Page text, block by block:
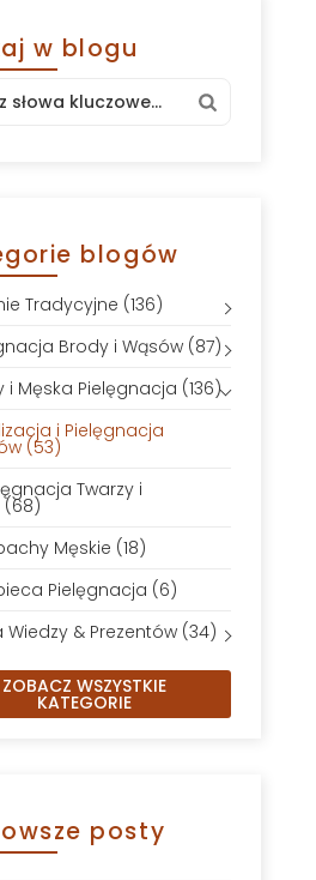
w blogu
blogów
Tradycyjne (136)
Brody i Wąsów (87)
i Męska Pielęgnacja (136)
i Pielęgnacja
(53)
Twarzy i
(68)
Męskie (18)
Pielęgnacja (6)
Wiedzy & Prezentów (34)
ZOBACZ WSZYSTKIE
KATEGORIE
posty